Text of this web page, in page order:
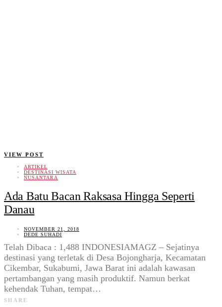
VIEW POST
ARTIKEL
DESTINASI WISATA
NUSANTARA
Ada Batu Bacan Raksasa Hingga Seperti
Danau
NOVEMBER 21, 2018
DEDE SUHADI
Telah Dibaca : 1,488 INDONESIAMAGZ – Sejatinya
destinasi yang terletak di Desa Bojongharja, Kecamatan
Cikembar, Sukabumi, Jawa Barat ini adalah kawasan
pertambangan yang masih produktif. Namun berkat
kehendak Tuhan, tempat…
SHARE